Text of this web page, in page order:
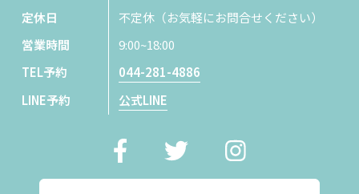
定休日
不定休（お気軽にお問合せください）
営業時間
9:00~18:00
TEL予約
044-281-4886
LINE予約
公式LINE